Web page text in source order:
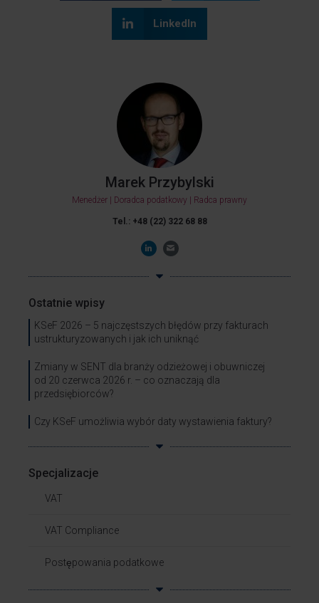
LinkedIn
Marek Przybylski
Menedżer | Doradca podatkowy | Radca prawny
Tel.: +48 (22) 322 68 88
Ostatnie wpisy
KSeF 2026 – 5 najczęstszych błędów przy fakturach
ustrukturyzowanych i jak ich uniknąć
Zmiany w SENT dla branży odzieżowej i obuwniczej
od 20 czerwca 2026 r. – co oznaczają dla
przedsiębiorców?
Czy KSeF umożliwia wybór daty wystawienia faktury?
Specjalizacje
VAT
VAT Compliance
Postępowania podatkowe